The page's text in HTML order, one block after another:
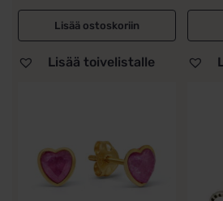
Lisää ostoskoriin
Lisää toivelistalle